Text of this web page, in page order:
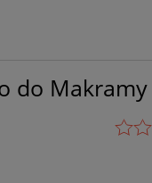
do Makramy